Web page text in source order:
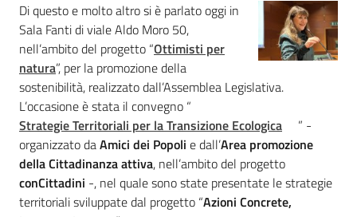
Di questo e molto altro si è parlato oggi in
Sala Fanti di viale Aldo Moro 50,
nell’ambito del progetto “Ottimisti per
natura”, per la promozione della
sostenibilità, realizzato dall’Assemblea Legislativa.
L’occasione è stata il convegno “
Strategie Territoriali per la Transizione Ecologica
” -
organizzato daAmici dei Popoli e dall’Area promozione
della Cittadinanza attiva, nell’ambito del progetto
conCittadini -, nel quale sono state presentate le strategie
territoriali sviluppate dal progetto “Azioni Concrete,